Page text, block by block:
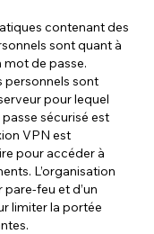
contenant des
sont quant à
mot de passe.
personnels sont
pour lequel
passe sécurisé est
VPN est
pour accéder à
L’organisation
pare-feu et d’un
limiter la portée